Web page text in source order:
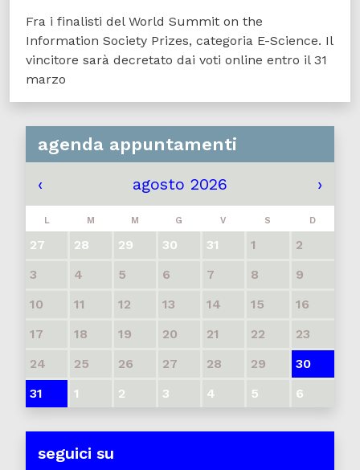
Fra i finalisti del World Summit on the
Information Society Prizes, categoria E-Science. Il
vincitore sarà decretato dai voti online entro il 31
marzo
agenda appuntamenti
‹ agosto 2026 ›
L M M G V S D
27 28 29 30 31 1
2
3
4 5 6 7 8
9
10
11 12 13 14 15
16
17
18 19 20 21 22
23
24
25 26 27 28 29
30
31
1 2 3 4 5 6
seguici su